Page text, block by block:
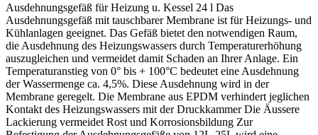
Ausdehnungsgefäß für Heizung u. Kessel 24 l Das
Ausdehnungsgefäß mit tauschbarer Membrane ist für Heizungs- und
Kühlanlagen geeignet. Das Gefäß bietet den notwendigen Raum,
die Ausdehnung des Heizungswassers durch Temperaturerhöhung
auszugleichen und vermeidet damit Schaden an Ihrer Anlage. Ein
Temperaturanstieg von 0° bis + 100°C bedeutet eine Ausdehnung
der Wassermenge ca. 4,5%. Diese Ausdehnung wird in der
Membrane geregelt. Die Membrane aus EPDM verhindert jeglichen
Kontakt des Heizungswassers mit der Druckkammer Die Äussere
Lackierung vermeidet Rost und Korrosionsbildung Zur